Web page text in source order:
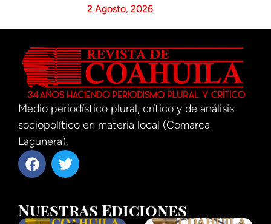
2 Agosto, 2026
Medio periodístico plural, crítico y de análisis
sociopolítico en materia local (Comarca
Lagunera).
Nuestras Ediciones